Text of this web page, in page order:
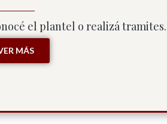
el plantel o realizá tramites.
MÁS